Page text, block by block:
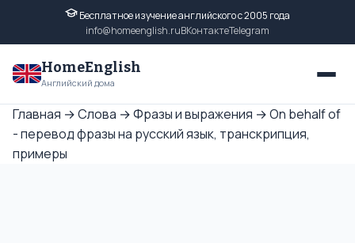
Бесплатное изучение английского с 2005 года
info@homeenglish.ruВКонтактеTelegram
HomeEnglish
Английский дома
Главная →Слова →Фразы и выражения →On behalf of
- перевод фразы на русский язык, транскрипция,
примеры